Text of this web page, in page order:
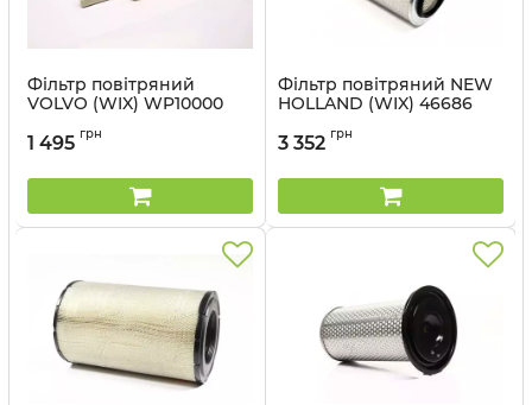
Фільтр повітряний
VOLVO (WIX) WP10000
1 495 грн
Фільтр повітряний NEW
HOLLAND (WIX) 46686
3 352 грн